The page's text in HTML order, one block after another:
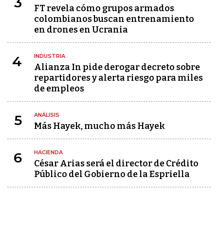
FT revela cómo grupos armados
colombianos buscan entrenamiento
en drones en Ucrania
4 INDUSTRIA
Alianza In pide derogar decreto sobre
repartidores y alerta riesgo para miles
de empleos
5 ANÁLISIS
Más Hayek, mucho más Hayek
6 HACIENDA
César Arias será el director de Crédito
Público del Gobierno de la Espriella